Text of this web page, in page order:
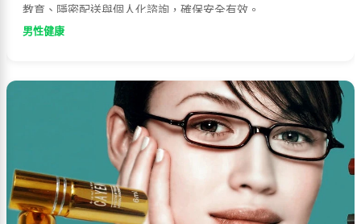
教育、隱密配送與個人化諮詢，確保安全有效。
男性健康